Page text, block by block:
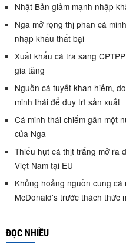
Nhật Bản giảm mạnh nhập
Nga mở rộng thị phần cá
nhập khẩu thất bại
Xuất khẩu cá tra sang
gia tăng
Nguồn cá tuyết khan hiếm,
minh thái để duy trì sản xuất
Cá minh thái chiếm gần một
của Nga
Thiếu hụt cá thịt trắng mở ra
Việt Nam tại EU
Khủng hoảng nguồn cung
McDonald's trước thách thức
ĐỌC NHIỀU